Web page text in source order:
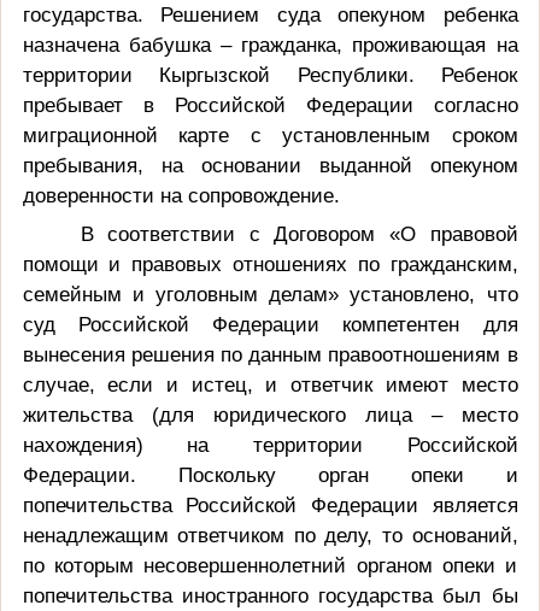
государства. Решением суда опекуном ребенка
назначена бабушка – гражданка, проживающая на
территории Кыргызской Республики. Ребенок
пребывает в Российской Федерации согласно
миграционной карте с установленным сроком
пребывания, на основании выданной опекуном
доверенности на сопровождение.
В соответствии с Договором «О правовой
помощи и правовых отношениях по гражданским,
семейным и уголовным делам» установлено, что
суд Российской Федерации компетентен для
вынесения решения по данным правоотношениям в
случае, если и истец, и ответчик имеют место
жительства (для юридического лица – место
нахождения) на территории Российской
Федерации. Поскольку орган опеки и
попечительства Российской Федерации является
ненадлежащим ответчиком по делу, то оснований,
по которым несовершеннолетний органом опеки и
попечительства иностранного государства был бы